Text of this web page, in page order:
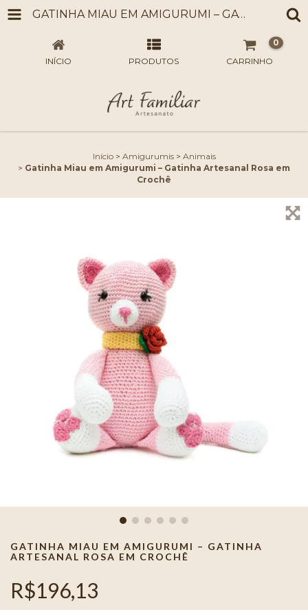
GATINHA MIAU EM AMIGURUMI – GATINHA ARTESANAL ROSA EM CROCHÊ
INÍCIO PRODUTOS CARRINHO
0
Início > Amigurumis > Animais
> Gatinha Miau em Amigurumi – Gatinha Artesanal Rosa em
Crochê
GATINHA MIAU EM AMIGURUMI – GATINHA
ARTESANAL ROSA EM CROCHÊ
R$196,13